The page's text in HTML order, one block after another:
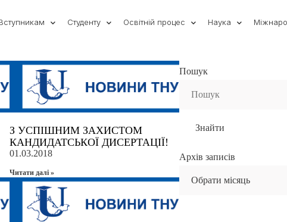
Студенту Освітній процес Наука
З УСПІШНИМ ЗАХИСТОМ
КАНДИДАТСЬКОЇ ДИСЕРТАЦІЇ!
01.03.2018
Читати далi »
Пошук
for:
Архiв записiв